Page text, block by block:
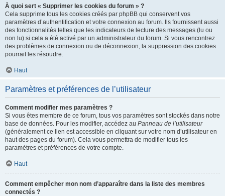
À quoi sert « Supprimer les cookies du forum » ?
Cela supprime tous les cookies créés par phpBB qui conservent vos
paramètres d’authentification et votre connexion au forum. Ils fournissent aussi
des fonctionnalités telles que les indicateurs de lecture des messages (lu ou
non lu) si cela a été activé par un administrateur du forum. Si vous rencontrez
des problèmes de connexion ou de déconnexion, la suppression des cookies
pourrait les résoudre.
Haut
Paramètres et préférences de l’utilisateur
Comment modifier mes paramètres ?
Si vous êtes membre de ce forum, tous vos paramètres sont stockés dans notre
base de données. Pour les modifier, accédez au Panneau de l’utilisateur
(généralement ce lien est accessible en cliquant sur votre nom d’utilisateur en
haut des pages du forum). Cela vous permettra de modifier tous les
paramètres et préférences de votre compte.
Haut
Comment empêcher mon nom d’apparaître dans la liste des membres
connectés ?